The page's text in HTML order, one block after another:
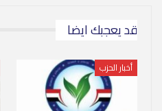
قد يعجبك ايضا
أخبار الحزب